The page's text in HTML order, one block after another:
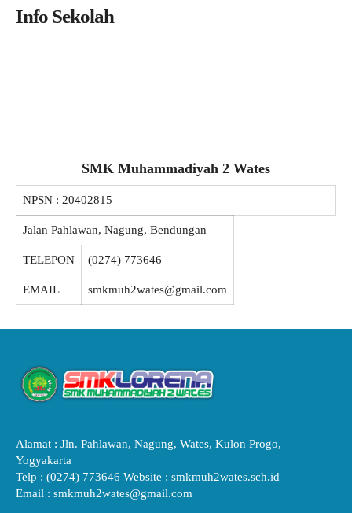
Info Sekolah
SMK Muhammadiyah 2 Wates
NPSN : 20402815
Jalan Pahlawan, Nagung, Bendungan
TELEPON (0274) 773646
EMAIL smkmuh2wates@gmail.com
Alamat : Jln. Pahlawan, Nagung, Wates, Kulon Progo,
Yogyakarta
Telp : (0274) 773646 Website : smkmuh2wates.sch.id
Email : smkmuh2wates@gmail.com